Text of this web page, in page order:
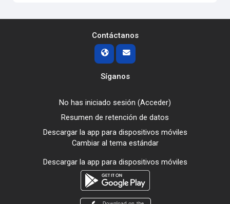
Contáctanos
Síganos
No has iniciado sesión (Acceder)
Resumen de retención de datos
Descargar la app para dispositivos móviles
Cambiar al tema estándar
Descargar la app para dispositivos móviles